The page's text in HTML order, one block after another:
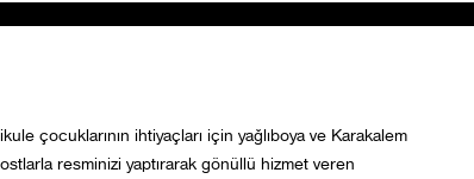
çocuklarının ihtiyaçları için yağlıboya ve Karakalem
resminizi yaptırarak gönüllü hizmet veren